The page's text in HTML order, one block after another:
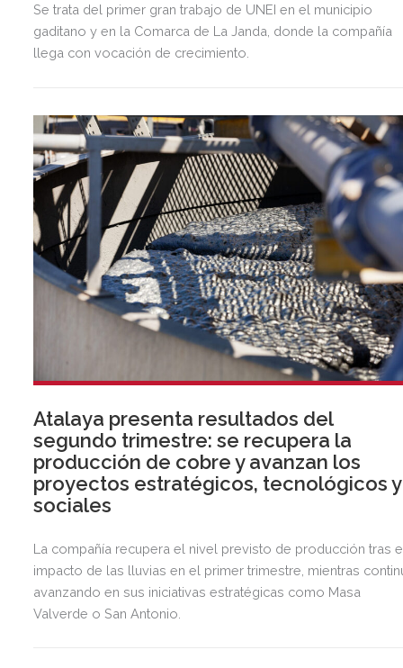
Se trata del primer gran trabajo de UNEI en el municipio
gaditano y en la Comarca de La Janda, donde la compañía
llega con vocación de crecimiento.
Atalaya presenta resultados del
segundo trimestre: se recupera la
producción de cobre y avanzan los
proyectos estratégicos, tecnológicos y
sociales
La compañía recupera el nivel previsto de producción tras
impacto de las lluvias en el primer trimestre, mientras
avanzando en sus iniciativas estratégicas como Masa
Valverde o San Antonio.